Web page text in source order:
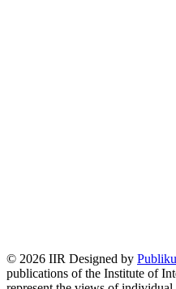
© 2026 IIR Designed by
publications of the Institute of